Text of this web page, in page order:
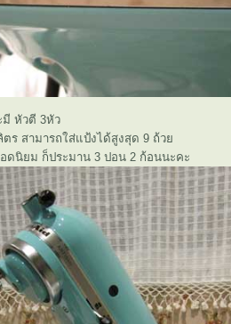
มี หัวตี 3หัว
ร สามารถใส่แป้งได้สูงสุด 9 ถ้ว
ดนิยม ก็ประมาน 3 ปอน 2 ก้อนนะคะ